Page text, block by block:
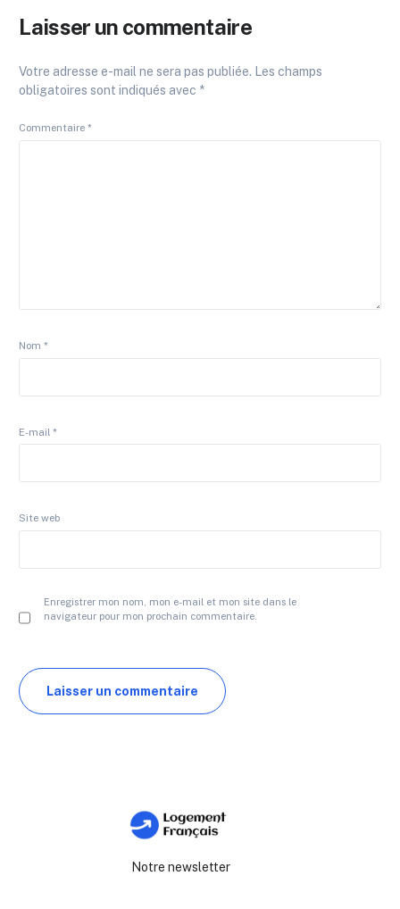
Laisser un commentaire
Votre adresse e-mail ne sera pas publiée. Les champs
obligatoires sont indiqués avec *
Commentaire*
Nom*
E-mail*
Site web
Enregistrer mon nom, mon e-mail et mon site dans le
navigateur pour mon prochain commentaire.
Notre newsletter